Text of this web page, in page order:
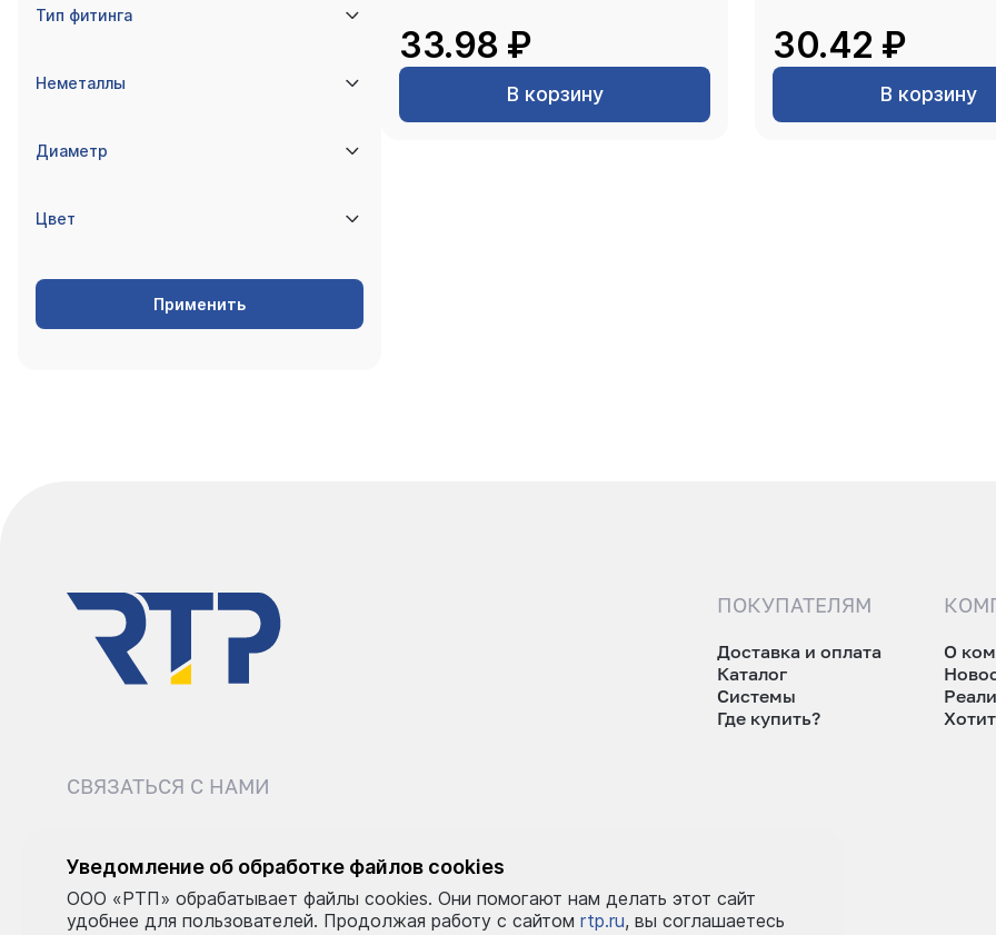
Тип фитинга
Неметаллы
Диаметр
Цвет
Применить
33.98 ₽
В корзину
30.42 ₽
В корзину
ПОКУПАТЕЛЯМ
Доставка и оплата
Каталог
Системы
Где купить?
О
СВЯЗАТЬСЯ С НАМИ
Пн–Пт: 9:00–18:00
Уведомление об обработке файлов cookies
ООО «РТП» обрабатывает файлы cookies. Они помогают нам делать этот сайт
удобнее для пользователей. Продолжая работу с сайтом rtp.ru, вы соглашаетесь